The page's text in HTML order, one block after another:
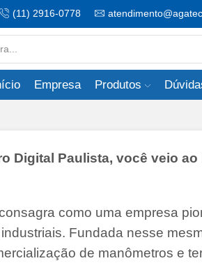
(11) 2916-0778
input
Empresa Produtos
Digital Paulista, você veio
como uma empresa
Fundada nesse
de manômetros e